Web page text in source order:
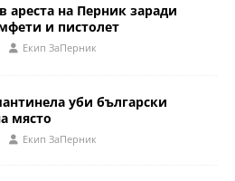
ареста на Перник заради
и пистолет
Eкип ЗаПерник
уби български
място
Eкип ЗаПерник